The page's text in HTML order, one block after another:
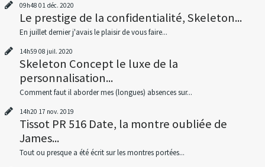
09h48 01 déc. 2020
Le prestige de la confidentialité, Skeleton...
En juillet dernier j'avais le plaisir de vous faire...
14h59 08 juil. 2020
Skeleton Concept le luxe de la
personnalisation...
Comment faut il aborder mes (longues) absences sur...
14h20 17 nov. 2019
Tissot PR 516 Date, la montre oubliée de
James...
Tout ou presque a été écrit sur les montres portées...